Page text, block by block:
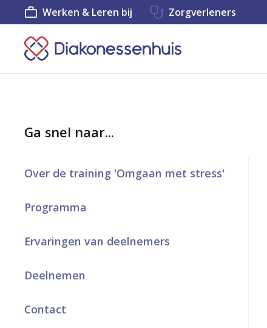
K
e
t
r
u
n
r
Werken & Leren bij Zorgverleners
Ga snel naar...
Over de training 'Omgaan met stress'
Programma
Ervaringen van deelnemers
Deelnemen
Contact